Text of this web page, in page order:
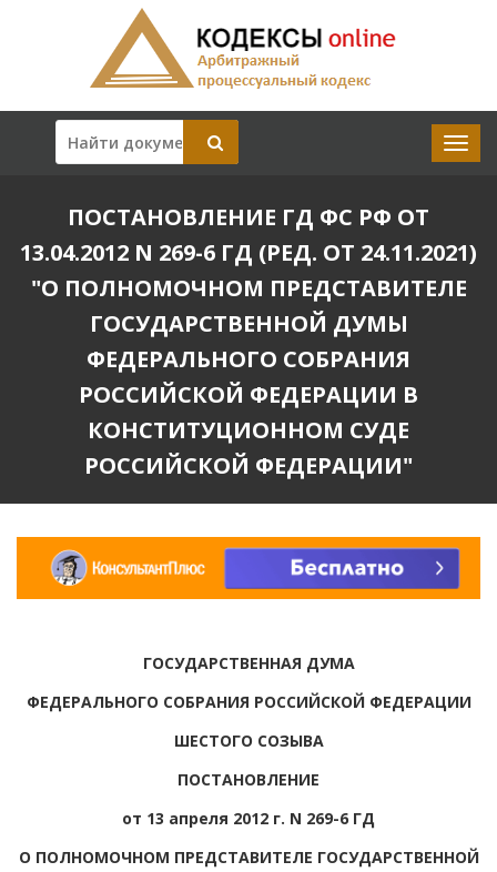
ПОСТАНОВЛЕНИЕ ГД ФС РФ ОТ
13.04.2012 N 269-6 ГД (РЕД. ОТ 24.11.2021)
"О ПОЛНОМОЧНОМ ПРЕДСТАВИТЕЛЕ
ГОСУДАРСТВЕННОЙ ДУМЫ
ФЕДЕРАЛЬНОГО СОБРАНИЯ
РОССИЙСКОЙ ФЕДЕРАЦИИ В
КОНСТИТУЦИОННОМ СУДЕ
РОССИЙСКОЙ ФЕДЕРАЦИИ"
ГОСУДАРСТВЕННАЯ ДУМА
ФЕДЕРАЛЬНОГО СОБРАНИЯ РОССИЙСКОЙ ФЕДЕРАЦИИ
ШЕСТОГО СОЗЫВА
ПОСТАНОВЛЕНИЕ
от 13 апреля 2012 г. N 269-6 ГД
О ПОЛНОМОЧНОМ ПРЕДСТАВИТЕЛЕ ГОСУДАРСТВЕННОЙ